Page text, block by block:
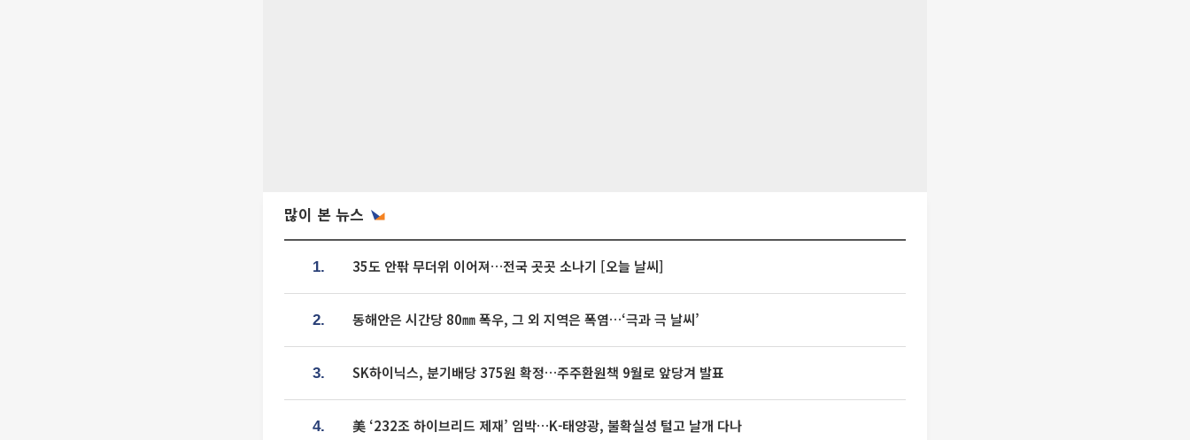
많이 본 뉴스
1. 35도 안팎 무더위 이어져…전국 곳곳 소나기 [오늘 날씨]
2. 동해안은 시간당 80㎜ 폭우, 그 외 지역은 폭염…‘극과 극 날씨’
3. SK하이닉스, 분기배당 375원 확정…주주환원책 9월로 앞당겨 발표
4. 美 ‘232조 하이브리드 제재’ 임박…K-태양광, 불확실성 털고 날개 다나